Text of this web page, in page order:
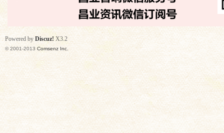
Powered by Discuz! X3.2
© 2001-2013 Comsenz Inc.